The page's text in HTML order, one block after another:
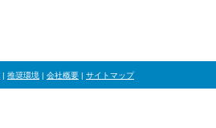
| 推奨環境 | 会社概要 | サイトマップ